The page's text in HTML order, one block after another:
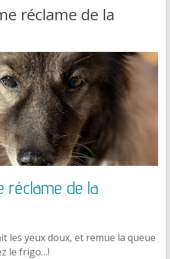
réclame de la
réclame de la
les yeux doux, et remue la queue
le frigo…!